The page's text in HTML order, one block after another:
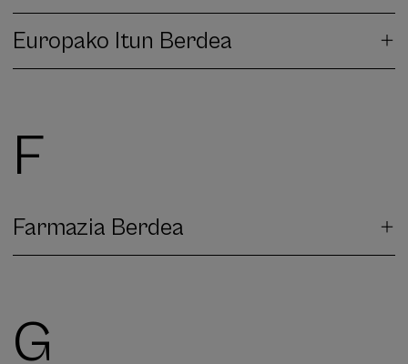
Europako Itun Berdea
F
Farmazia Berdea
G